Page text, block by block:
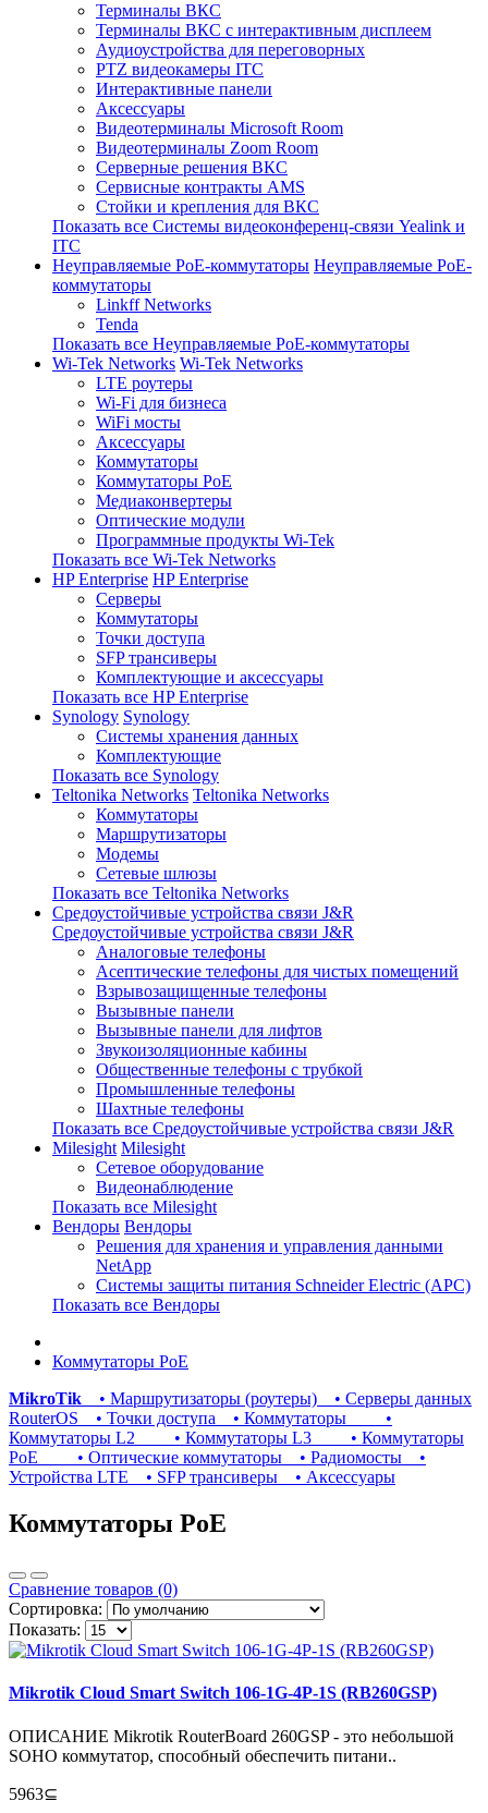
Терминалы ВКС
Терминалы ВКС с интерактивным дисплеем
Аудиоустройства для переговорных
PTZ видеокамеры ITC
Интерактивные панели
Аксессуары
Видеотерминалы Microsoft Room
Видеотерминалы Zoom Room
Серверные решения ВКС
Сервисные контракты AMS
Стойки и крепления для ВКС
Показать все Системы видеоконференц-связи Yealink и
ITC
Неуправляемые PoE-коммутаторы Неуправляемые PoE-
коммутаторы
Linkff Networks
Tenda
Показать все Неуправляемые PoE-коммутаторы
Wi-Tek Networks Wi-Tek Networks
LTE роутеры
Wi-Fi для бизнеса
WiFi мосты
Аксессуары
Коммутаторы
Коммутаторы PoE
Медиаконвертеры
Оптические модули
Программные продукты Wi-Tek
Показать все Wi-Tek Networks
HP Enterprise HP Enterprise
Серверы
Коммутаторы
Точки доступа
SFP трансиверы
Комплектующие и аксессуары
Показать все HP Enterprise
Synology Synology
Системы хранения данных
Комплектующие
Показать все Synology
Teltonika Networks Teltonika Networks
Коммутаторы
Маршрутизаторы
Модемы
Сетевые шлюзы
Показать все Teltonika Networks
Средоустойчивые устройства связи J&R
Средоустойчивые устройства связи J&R
Аналоговые телефоны
Асептические телефоны для чистых помещений
Взрывозащищенные телефоны
Вызывные панели
Вызывные панели для лифтов
Звукоизоляционные кабины
Общественные телефоны с трубкой
Промышленные телефоны
Шахтные телефоны
Показать все Средоустойчивые устройства связи J&R
Milesight Milesight
Сетевое оборудование
Видеонаблюдение
Показать все Milesight
Вендоры Вендоры
Решения для хранения и управления данными
NetApp
Системы защиты питания Schneider Electric (APC)
Показать все Вендоры
Коммутаторы PoE
MikroTik
• Маршрутизаторы (роутеры)
• Серверы данных
RouterOS
• Точки доступа • Коммутаторы
•
Коммутаторы L2
• Коммутаторы L3
• Коммутаторы
PoE
• Оптические коммутаторы • Радиомосты
•
Устройства LTE
• SFP трансиверы • Аксессуары
Коммутаторы PoE
Сравнение товаров (0)
Сортировка:
Показать:
Mikrotik Cloud Smart Switch 106-1G-4P-1S (RB260GSP)
ОПИСАНИЕ Mikrotik RouterBoard 260GSP - это небольшой
SOHO коммутатор, способный обеспечить питани..
5963⊆